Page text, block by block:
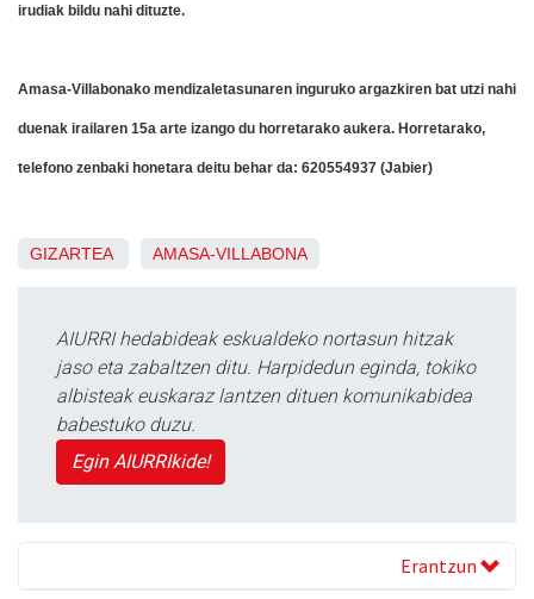
irudiak bildu nahi dituzte.
Amasa-Villabonako mendizaletasunaren inguruko argazkiren bat utzi nahi
duenak irailaren 15a arte izango du horretarako aukera. Horretarako,
telefono zenbaki honetara deitu behar da: 620554937 (Jabier)
GIZARTEA AMASA-VILLABONA
AIURRI hedabideak eskualdeko nortasun hitzak
jaso eta zabaltzen ditu. Harpidedun eginda, tokiko
albisteak euskaraz lantzen dituen komunikabidea
babestuko duzu.
Egin AIURRIkide!
Erantzun